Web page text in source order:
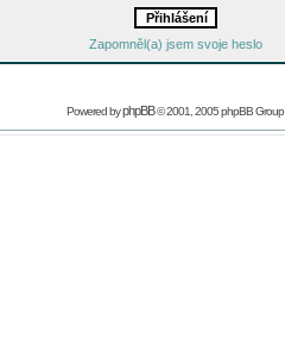
Zapomněl(a) jsem svoje heslo
Powered byphpBB© 2001, 2005 phpBB Group